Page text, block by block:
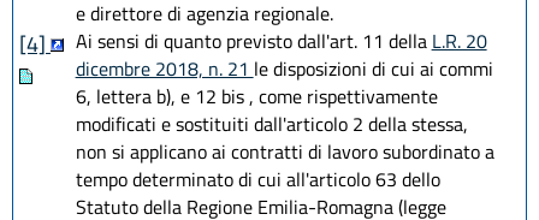
e direttore di agenzia regionale.
[4] Ai sensi di quanto previsto dall'art. 11 della L.R. 20
dicembre 2018, n. 21 le disposizioni di cui ai commi
6, lettera b), e 12 bis , come rispettivamente
modificati e sostituiti dall'articolo 2 della stessa,
non si applicano ai contratti di lavoro subordinato a
tempo determinato di cui all'articolo 63 dello
Statuto della Regione Emilia-Romagna (legge